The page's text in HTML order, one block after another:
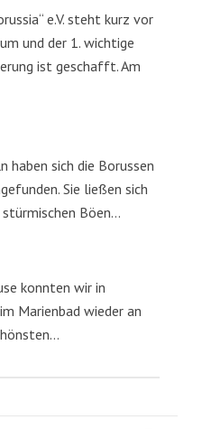
e.V. steht kurz vor
und der 1. wichtige
ist geschafft. Am
haben sich die Borussen
Sie ließen sich
stürmischen Böen…
konnten wir in
Marienbad wieder an